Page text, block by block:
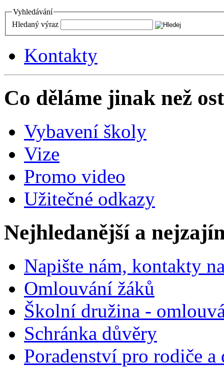
Vyhledávání
Hledaný výraz
Kontakty
Co děláme jinak než
Vybavení školy
Vize
Promo video
Užitečné odkazy
Nejhledanější a
Napište nám, kontakty
Omlouvání žáků
Školní družina -
Schránka důvěry
Poradenství pro rodiče